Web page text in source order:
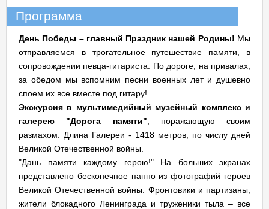
Программа
День Победы – главный Праздник нашей Родины! Мы
отправляемся в трогательное путешествие памяти, в
сопровождении певца-гитариста. По дороге, на привалах,
за обедом мы вспомним песни военных лет и душевно
споем их все вместе под гитару!
Экскурсия в мультимедийный музейный комплекс и
галерею "Дорога памяти" , поражающую своим
размахом. Длина Галереи - 1418 метров, по числу дней
Великой Отечественной войны.
"Дань памяти каждому герою!" На больших экранах
представлено бесконечное панно из фотографий героев
Великой Отечественной войны. Фронтовики и партизаны,
жители блокадного Ленинграда и труженики тыла – все